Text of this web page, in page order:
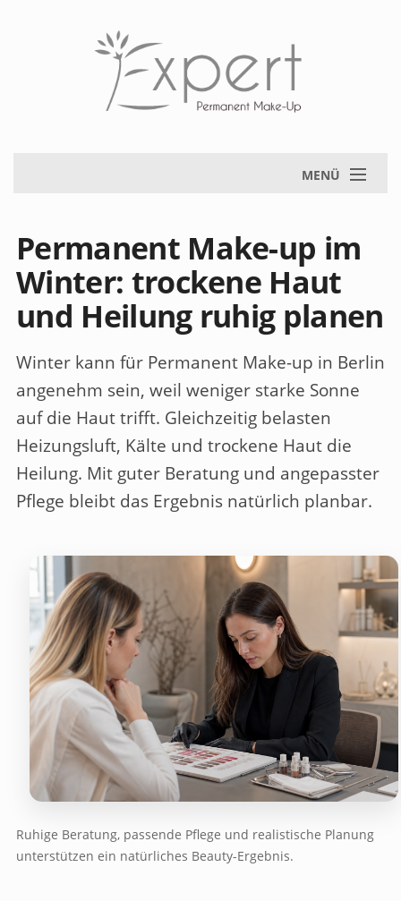
MENÜ
Permanent Make-up im
Winter: trockene Haut
und Heilung ruhig planen
Winter kann für Permanent Make-up in Berlin
angenehm sein, weil weniger starke Sonne
auf die Haut trifft. Gleichzeitig belasten
Heizungsluft, Kälte und trockene Haut die
Heilung. Mit guter Beratung und angepasster
Pflege bleibt das Ergebnis natürlich planbar.
Ruhige Beratung, passende Pflege und realistische Planung
unterstützen ein natürliches Beauty-Ergebnis.